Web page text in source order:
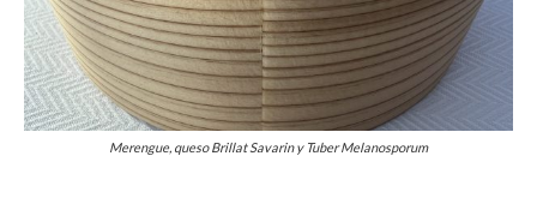
Merengue, queso Brillat Savarin y Tuber Melanosporum